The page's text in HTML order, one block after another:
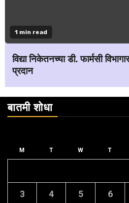
1 min read
विद्या निकेतनच्या डी. फार्मसी
प्रदान
बातमी शोधा
M T W T
3 4 5 6